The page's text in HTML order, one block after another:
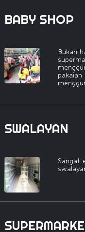
BABY SHOP
Bukan
pakaian
SWALAYAN
Sangat